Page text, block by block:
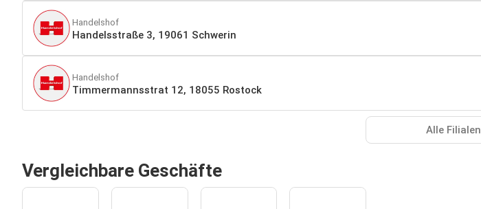
Handelshof
Handelsstraße 3, 19061 Schwerin
Handelshof
Timmermannsstrat 12, 18055 Rostock
Alle Filialen
Vergleichbare Geschäfte